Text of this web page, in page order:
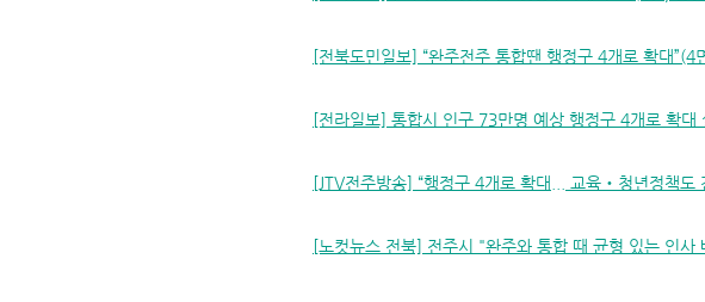
[전북도민일보] “완주전주 통합땐 행정구 4개로 확대”(4
[전라일보] 통합시 인구 73만명 예상 행정구 4개로 확대
[JTV전주방송] “행정구 4개로 확대... 교육‧청년정책도
[노컷뉴스 전북] 전주시 "완주와 통합 때 균형 있는 인